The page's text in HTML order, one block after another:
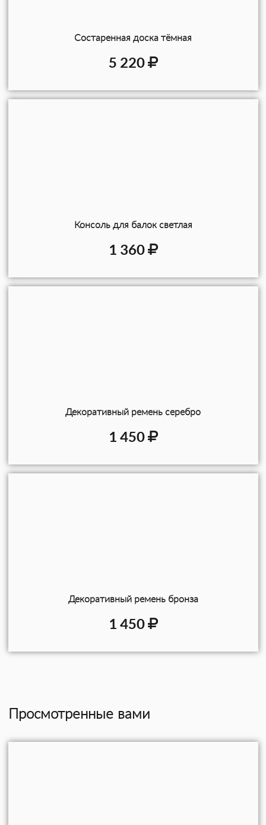
Состаренная доска тёмная
5 220
Консоль для балок светлая
1 360
Декоративный ремень серебро
1 450
Декоративный ремень бронза
1 450
Просмотренные вами